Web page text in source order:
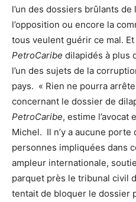
l’un des dossiers brûlants de
l’opposition ou encore la
tous veulent guérir ce mal.
PetroCaribe dilapidés à plus
l’un des sujets de la
pays. « Rien ne pourra
concernant le dossier de
PetroCaribe, estime l’avocat
Michel. Il n’y a aucune
personnes impliquées dans
ampleur internationale,
parquet près le tribunal civil
tentait de bloquer le dossier